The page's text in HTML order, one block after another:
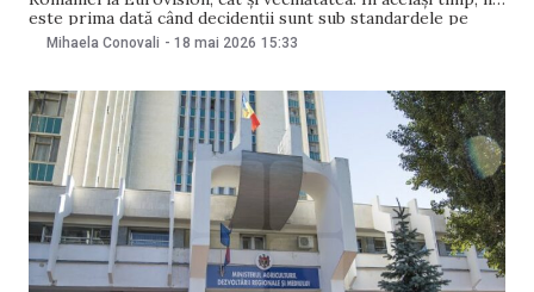
este prima dată când decidenții sunt sub standardele pe
care le setează cetățenii. Declarațiile au fost făcute pe 18
Mihaela Conovali - 18 mai 2026 15:33